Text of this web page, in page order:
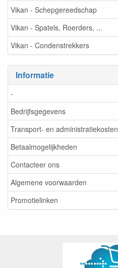
Vikan - Schepgereedschap
Vikan - Spatels, Roerders, ...
Vikan - Condenstrekkers
Informatie
-
Bedrijfsgegevens
Transport- en administratiekosten
Betaalmogelijkheden
Contacteer ons
Algemene voorwaarden
Promotielinken